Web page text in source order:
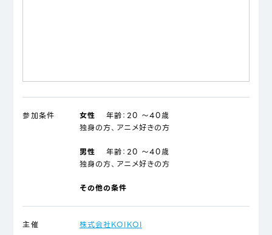
参加条件 女性 年齢： 20 ～40歳
独身の方、アニメ好きの方
男性 年齢： 20 ～40歳
独身の方、アニメ好きの方
その他の条件
主催 株式会社KOIKOI